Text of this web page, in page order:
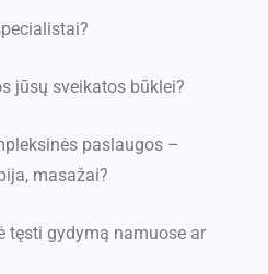
jūsų sveikatos būklei?
paslaugos –
masažai?
tęsti gydymą namuose ar